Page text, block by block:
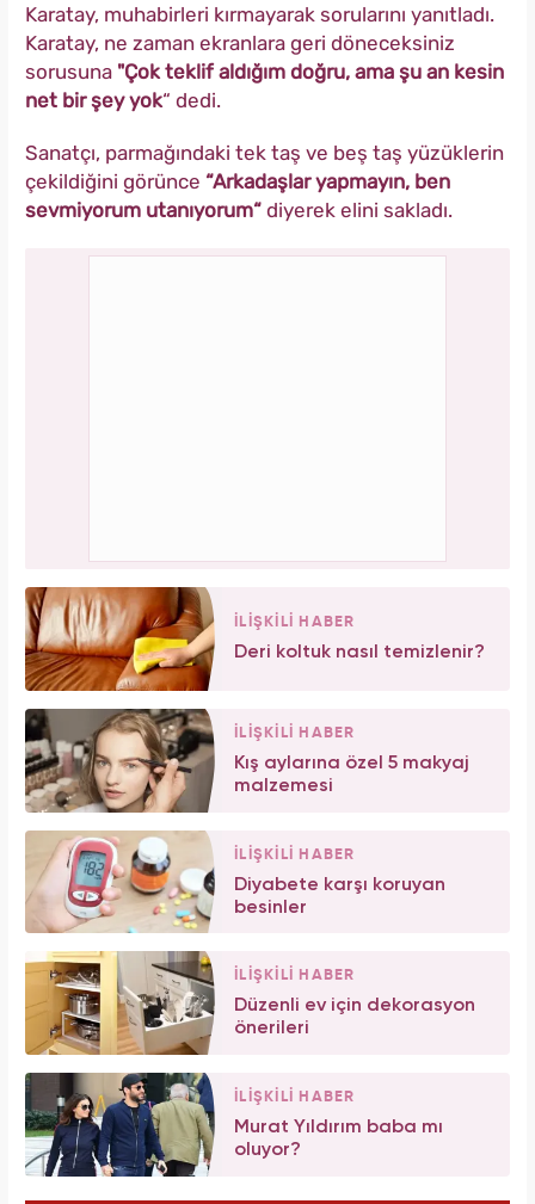
Karatay, muhabirleri kırmayarak sorularını yanıtladı.
Karatay, ne zaman ekranlara geri döneceksiniz
sorusuna "Çok teklif aldığım doğru, ama şu an kesin
net bir şey yok“ dedi.
Sanatçı, parmağındaki tek taş ve beş taş yüzüklerin
çekildiğini görünce “Arkadaşlar yapmayın, ben
sevmiyorum utanıyorum“ diyerek elini sakladı.
İLİŞKİLİ HABER
Deri koltuk nasıl temizlenir?
İLİŞKİLİ HABER
Kış aylarına özel 5 makyaj
malzemesi
İLİŞKİLİ HABER
Diyabete karşı koruyan
besinler
İLİŞKİLİ HABER
Düzenli ev için dekorasyon
önerileri
İLİŞKİLİ HABER
Murat Yıldırım baba mı
oluyor?